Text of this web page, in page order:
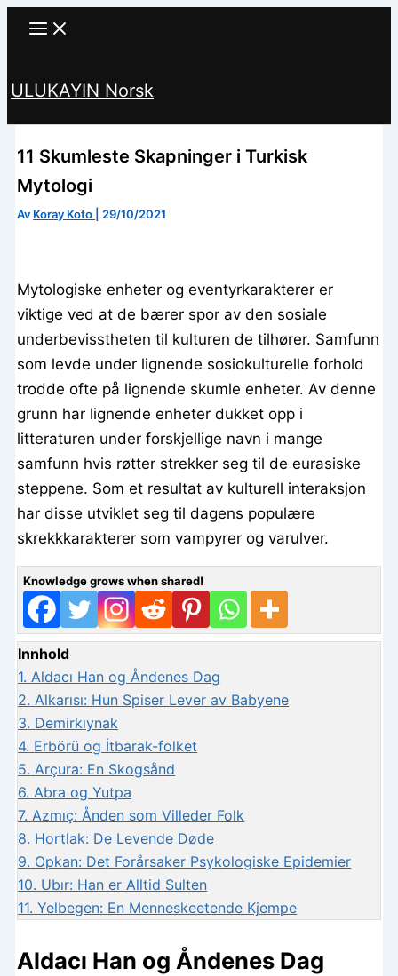
Hopp
ULUKAYIN Norsk
11 Skumleste Skapninger i Turkisk
Mytologi
Av Koray Koto 29/10/2021
Mytologiske enheter og eventyrkarakterer er
viktige ved at de bærer spor av den sosiale
underbevisstheten til kulturen de tilhører. Samfunn
som levde under lignende sosiokulturelle forhold
trodde ofte på lignende skumle enheter. Av denne
grunn har lignende enheter dukket opp i
litteraturen under forskjellige navn i mange
samfunn hvis røtter strekker seg til de eurasiske
steppene. Som et resultat av kulturell interaksjon
har disse utviklet seg til dagens populære
skrekkkarakterer som vampyrer og varulver.
Knowledge grows when shared!
Innhold
1. Aldacı Han og Åndenes Dag
2. Alkarısı: Hun Spiser Lever av Babyene
3. Demirkıynak
4. Erbörü og İtbarak-folket
5. Arçura: En Skogsånd
6. Abra og Yutpa
7. Azmıç: Ånden som Villeder Folk
8. Hortlak: De Levende Døde
9. Opkan: Det Forårsaker Psykologiske Epidemier
10. Ubır: Han er Alltid Sulten
11. Yelbegen: En Menneskeetende Kjempe
Aldacı Han og Åndenes Dag